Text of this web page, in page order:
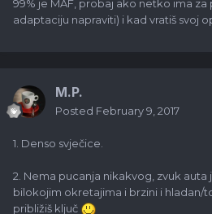
99% je MAF, probaj ako netko ima za
adaptaciju napraviti) i kad vratiš svoj
M.P.
Posted February 9, 2017
1. Denso svječice.
2. Nema pucanja nikakvog, zvuk
bilokojim okretajima i brzini i hladan/
približiš ključ